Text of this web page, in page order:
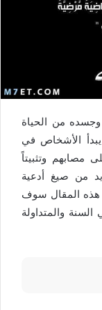
من الحياة
يبدأ الأشخاص في
مصابهم وتثبيتاً
من صيغ أدعية
هذه المقال سوف
والمتداولة